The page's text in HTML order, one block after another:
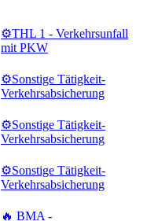
⚙️THL 1 - Verkehrsunfall
mit PKW
⚙️Sonstige Tätigkeit-
Verkehrsabsicherung
⚙️Sonstige Tätigkeit-
Verkehrsabsicherung
⚙️Sonstige Tätigkeit-
Verkehrsabsicherung
🔥 BMA -